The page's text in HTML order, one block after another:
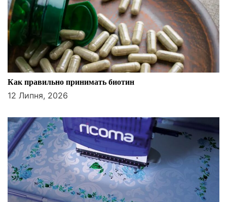
с
і
в
Как правильно принимать биотин
12 Липня, 2026